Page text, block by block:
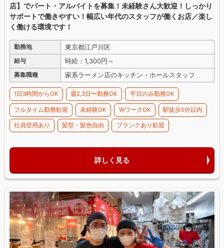
店】でパート・アルバイトを募集！未経験さん大歓迎！しっかり
サポートで働きやすい！幅広い年代のスタッフが働くお店／楽し
く働ける環境です！
勤務地 東京都江戸川区
給与 時給：1,300円～
募集職種 家系ラーメン店のキッチン・ホールスタッフ
1日3時間からOK 週2,3日〜勤務OK 平日のみ勤務OK
フルタイム勤務歓迎 未経験OK WワークOK 駅徒歩5分以内
社員登用あり 髪型・髪色自由 ブランクあり歓迎
詳しく見る